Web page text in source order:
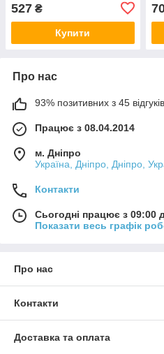
527 ₴
Купити
Про нас
93% позитивних з 45
Працює з 08.04.2014
м. Дніпро
Україна, Дніпро, Дніпро,
Контакти
Сьогодні працює з 09:00
Показати весь графік
Про нас
Контакти
Доставка та оплата